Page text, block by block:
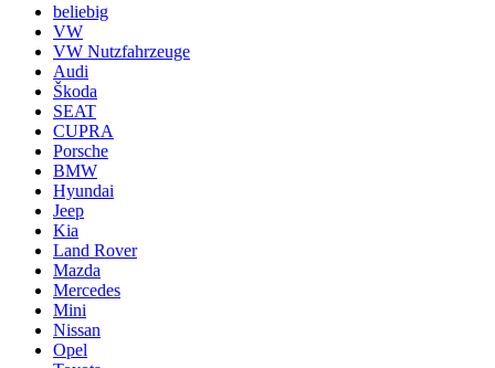
beliebig
VW
VW Nutzfahrzeuge
Audi
Škoda
SEAT
CUPRA
Porsche
BMW
Hyundai
Jeep
Kia
Land Rover
Mazda
Mercedes
Mini
Nissan
Opel